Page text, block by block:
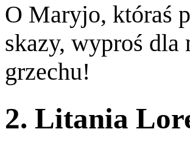
O Maryjo, któraś
skazy, wyproś dla
grzechu!
2. Litania